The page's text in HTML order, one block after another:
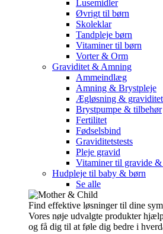
Lusemidler
Øvrigt til børn
Skoleklar
Tandpleje børn
Vitaminer til børn
Vorter & Orm
Graviditet & Amning
Ammeindlæg
Amning & Brystpleje
Ægløsning &
Brystpumpe & tilbehør
Fertilitet
Fødselsbind
Graviditetstests
Pleje gravid
Vitaminer til gravide &
Hudpleje til baby & børn
Se alle
Find effektive løsninger til dine
Vores nøje udvalgte produkter
og få dig til at føle dig bedre i